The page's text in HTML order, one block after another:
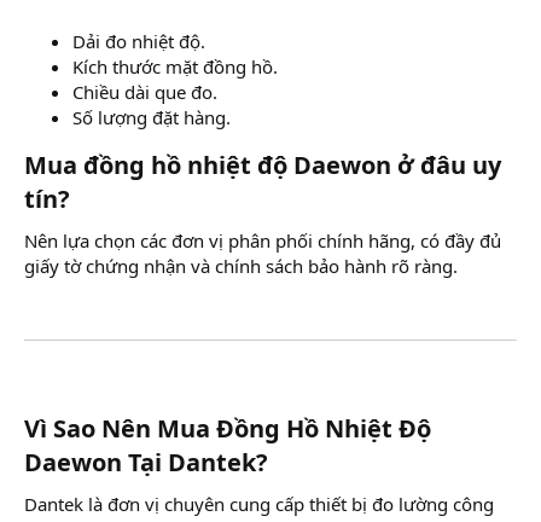
Dải đo nhiệt độ.
Kích thước mặt đồng hồ.
Chiều dài que đo.
Số lượng đặt hàng.
Mua đồng hồ nhiệt độ Daewon ở đâu uy
tín?​
Nên lựa chọn các đơn vị phân phối chính hãng, có đầy đủ
giấy tờ chứng nhận và chính sách bảo hành rõ ràng.
Vì Sao Nên Mua Đồng Hồ Nhiệt Độ
Daewon Tại Dantek?​
Dantek là đơn vị chuyên cung cấp thiết bị đo lường công